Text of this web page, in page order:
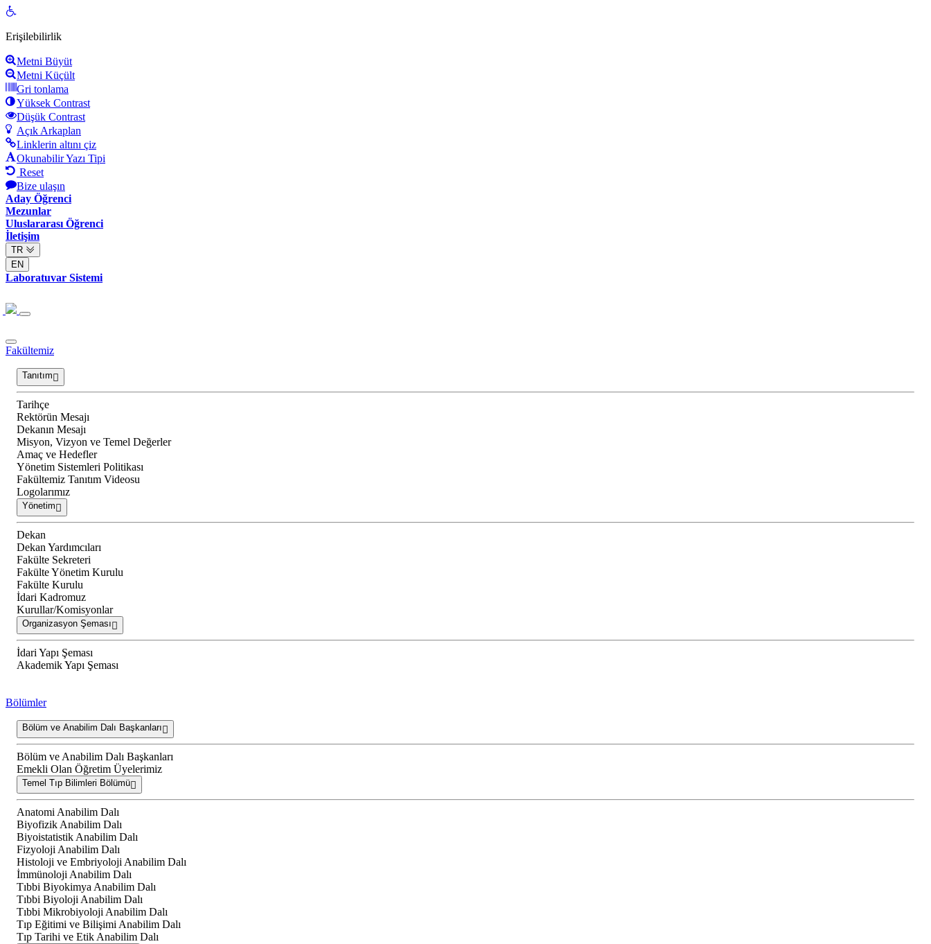
Open
Erişilebilirlik
Metni Büyüt
Metni Küçült
Gri tonlama
Yüksek Contrast
Düşük Contrast
Açık Arkaplan
Linklerin altını çiz
Okunabilir Yazı Tipi
Reset
Bize ulaşın
Aday Öğrenci
Mezunlar
Uluslararası Öğrenci
İletişim
TR
EN
Laboratuvar Sistemi
Fakültemiz
Tanıtım
Tarihçe
Rektörün Mesajı
Dekanın Mesajı
Misyon, Vizyon ve Temel Değerler
Amaç ve Hedefler
Yönetim Sistemleri Politikası
Fakültemiz Tanıtım Videosu
Logolarımız
Yönetim
Dekan
Dekan Yardımcıları
Fakülte Sekreteri
Fakülte Yönetim Kurulu
Fakülte Kurulu
İdari Kadromuz
Kurullar/Komisyonlar
Organizasyon Şeması
İdari Yapı Şeması
Akademik Yapı Şeması
Bölümler
Bölüm ve Anabilim Dalı Başkanları
Bölüm ve Anabilim Dalı Başkanları
Emekli Olan Öğretim Üyelerimiz
Temel Tıp Bilimleri Bölümü
Anatomi Anabilim Dalı
Biyofizik Anabilim Dalı
Biyoistatistik Anabilim Dalı
Fizyoloji Anabilim Dalı
Histoloji ve Embriyoloji Anabilim Dalı
İmmünoloji Anabilim Dalı
Tıbbi Biyokimya Anabilim Dalı
Tıbbi Biyoloji Anabilim Dalı
Tıbbi Mikrobiyoloji Anabilim Dalı
Tıp Eğitimi ve Bilişimi Anabilim Dalı
Tıp Tarihi ve Etik Anabilim Dalı